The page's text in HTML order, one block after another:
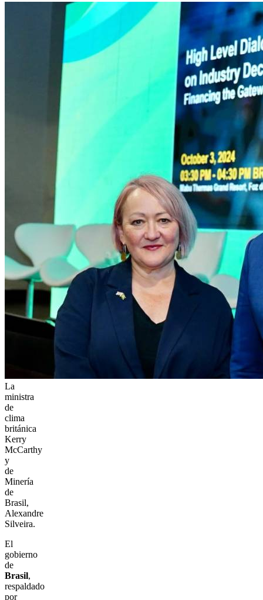
La
ministra
de
clima
británica
Kerry
McCarthy
y
de
Minería
de
Brasil,
Alexandre
Silveira.
El
gobierno
de
Brasil,
respaldado
por